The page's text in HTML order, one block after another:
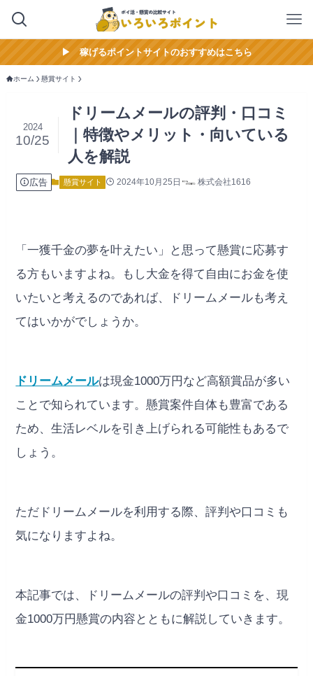
▶︎ 稼げるポイントサイトのおすすめはこちら
ホーム 懸賞サイト
ドリームメールの評判・口コミ
｜特徴やメリット・向いている
人を解説
2024
10/25
広告 懸賞サイト 2024年10月25日 株式会社1616
「一獲千金の夢を叶えたい」と思って懸賞に応募す
る方もいますよね。もし大金を得て自由にお金を使
いたいと考えるのであれば、ドリームメールも考え
てはいかがでしょうか。
ドリームメールは現金1000万円など高額賞品が多い
ことで知られています。懸賞案件自体も豊富である
ため、生活レベルを引き上げられる可能性もあるで
しょう。
ただドリームメールを利用する際、評判や口コミも
気になりますよね。
本記事では、ドリームメールの評判や口コミを、現
金1000万円懸賞の内容とともに解説していきます。